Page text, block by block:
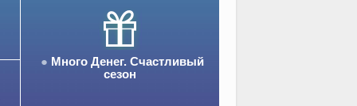
Много Денег. Счастливый
сезон